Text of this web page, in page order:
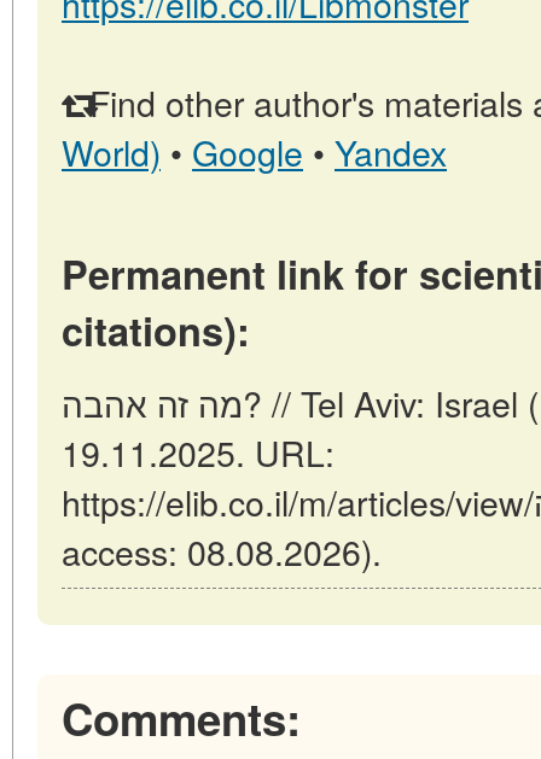
Find other author's materials
World) • Google • Yandex
Permanent link for
citations):
מה זה אהבה? // Tel Aviv: Israel (ELIB.CO.IL). Updated:
19.11.2025. URL:
https://elib.co.il/m/articles/view/מה-זה-אהבה (date of
access: 08.08.2026).
Comments: